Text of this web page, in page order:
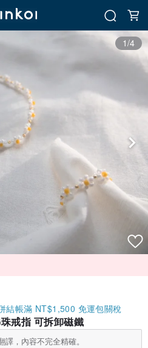
1/4
結帳滿 NT$1,500 免運包關稅
戒指 可拆卸磁鐵
，內容不完全精確。